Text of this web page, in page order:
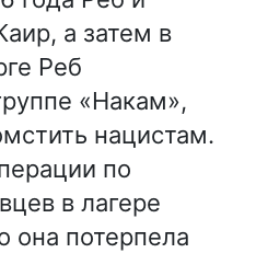
а затем в
Реб
«Накам»,
нацистам.
по
в лагере
она потерпела